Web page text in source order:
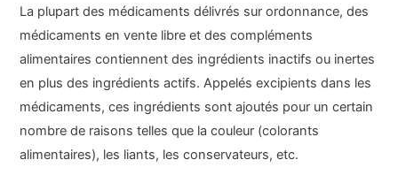
La plupart des médicaments délivrés sur ordonnance, des
médicaments en vente libre et des compléments
alimentaires contiennent des ingrédients inactifs ou inertes
en plus des ingrédients actifs. Appelés excipients dans les
médicaments, ces ingrédients sont ajoutés pour un certain
nombre de raisons telles que la couleur (colorants
alimentaires), les liants, les conservateurs, etc.